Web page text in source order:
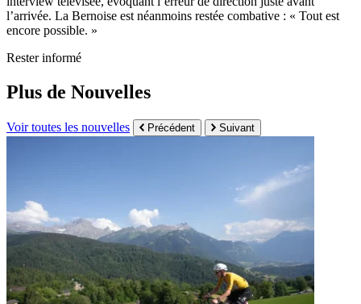
l’arrivée. La Bernoise est néanmoins restée combative : « Tout est
encore possible. »
Rester informé
Plus de Nouvelles
Voir toutes les nouvelles Précédent Suivant